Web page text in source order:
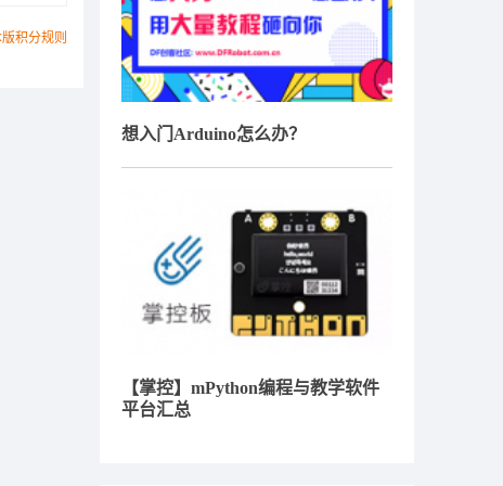
积分规则
想入门Arduino怎么办？
【掌控】mPython编程与教学软件
平台汇总